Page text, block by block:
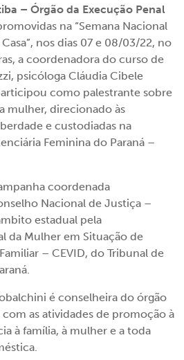
– Órgão da Execução Penal
na “Semana Nacional
nos dias 07 e 08/03/22, no
a coordenadora do curso de
psicóloga Cláudia Cibele
como palestrante sobre
mulher, direcionado às
e custodiadas na
Feminina do Paraná –
coordenada
Nacional de Justiça –
estadual pela
da Mulher em Situação de
– CEVID, do Tribunal de
é conselheira do órgão
as atividades de promoção à
à família, à mulher e a toda